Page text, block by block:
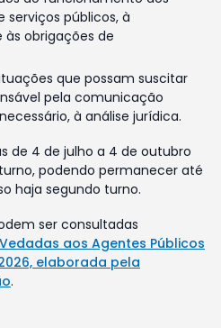
serviços públicos, à
obrigações de
que possam suscitar
pela comunicação
à análise jurídica.
de 4 de julho a 4 de outubro
podendo permanecer até
haja segundo turno.
ser consultadas
aos Agentes Públicos
elaborada pela
.